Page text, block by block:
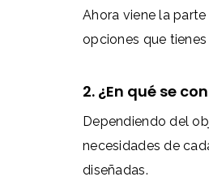
Ahora viene la
opciones que
2. ¿En qué se
Dependiendo del
necesidades de
diseñadas.